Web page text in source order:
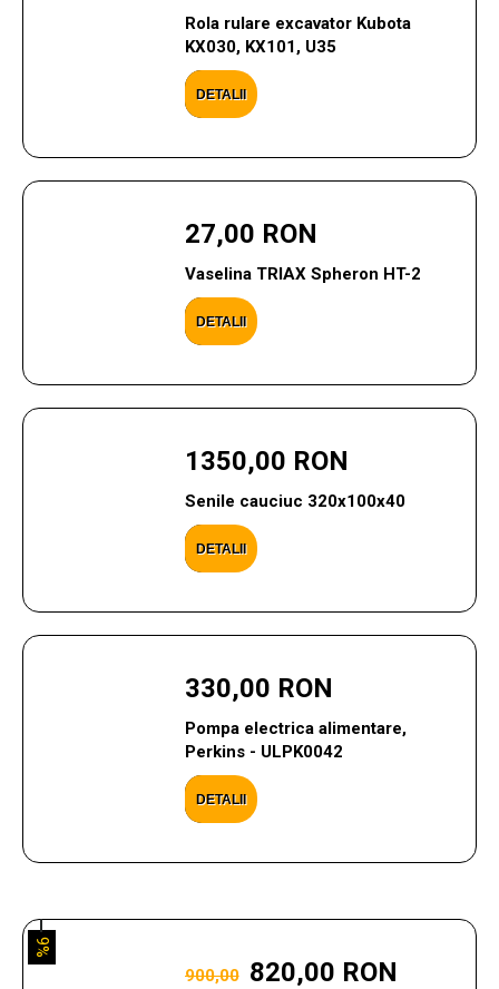
Rola rulare excavator Kubota
KX030, KX101, U35
DETALII
27,00 RON
Vaselina TRIAX Spheron HT-2
DETALII
1350,00 RON
Senile cauciuc 320x100x40
DETALII
330,00 RON
Pompa electrica alimentare,
Perkins - ULPK0042
DETALII
900,00 820,00 RON
9%